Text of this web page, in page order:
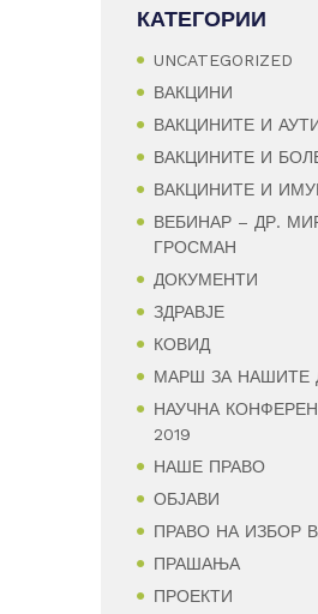
КАТЕГОРИИ
UNCATEGORIZED
ВАКЦИНИ
ВАКЦИНИТЕ И
ВАКЦИНИТЕ И
ВАКЦИНИТЕ И
ВЕБИНАР – ДР.
ГРОСМАН
ДОКУМЕНТИ
ЗДРАВЈЕ
КОВИД
МАРШ ЗА НАШИТЕ
НАУЧНА
2019
НАШЕ ПРАВО
ОБЈАВИ
ПРАВО НА ИЗБОР
ПРАШАЊА
ПРОЕКТИ